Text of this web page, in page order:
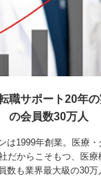
職サポート20年
の会員数30万人
は1999年創業。医療
だからこそもつ、医
数も業界最大級の30万